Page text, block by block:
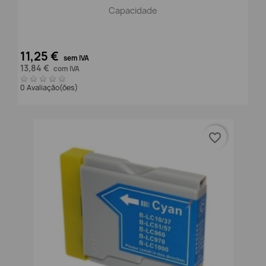
Capacidade
11,25 € sem IVA
13,84 € com IVA
0 Avaliação(ões)
favorite_border